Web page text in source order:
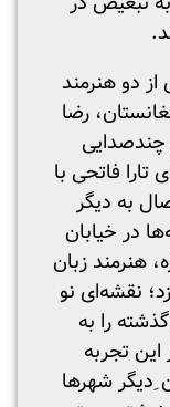
از دو هنرمند
رضا
تارا فاتحی با
به دیگر
در خیابان
هنرمند زبان
نقشه‌ای نو
را به
این تجربه
ِدیگر شهرها